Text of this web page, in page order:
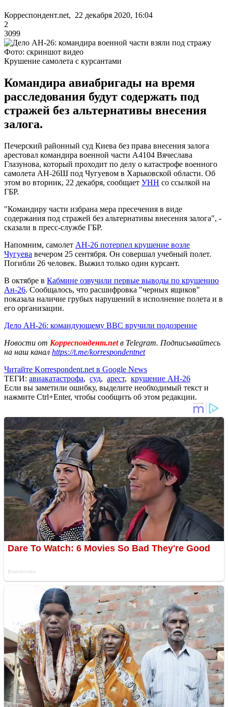
Корреспондент.net, 22 декабря 2020, 16:04
2
3099
Фото: скриншот видео
Крушение самолета с курсантами
Командира авиабригады на время
расследования будут содержать под
стражей без альтернативы внесения
залога.
Печерский районный суд Киева без права внесения залога
арестовал командира военной части А4104 Вячеслава
Глазунова, который проходит по делу о катастрофе военного
самолета АН-26Ш под Чугуевом в Харьковской области. Об
этом во вторник, 22 декабря, сообщает УНН со ссылкой на
ГБР.
"Командиру части избрана мера пресечения в виде
содержания под стражей без альтернативы внесения залога", -
сказали в пресс-службе ГБР.
Напомним, самолет АН-26 потерпел крушение возле
Чугуева вечером 25 сентября. Он совершал учебный полет.
Погибли 26 человек. Выжил только один курсант.
В октябре в Кабмине озвучили первые выводы по крушению
Ан-26. Сообщалось, что расшифровка "черных ящиков"
показала наличие грубых нарушений в исполнение полета и в
его организации.
Дело АН-26: командующему ВВС вручили подозрение
Новости от Корреспондент.netв Telegram. Подписывайтесь
на наш канал https://t.me/korrespondentnet
Читайте Korrespondent.net в Google News
ТЕГИ: авиакатастрофа, суд, арест, крушение АН-26
Если вы заметили ошибку, выделите необходимый текст и
нажмите Ctrl+Enter, чтобы сообщить об этом редакции.